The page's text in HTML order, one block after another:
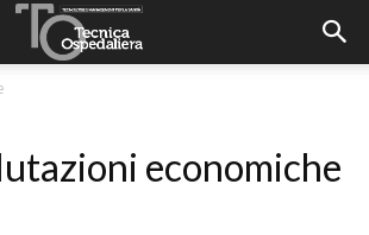
economiche